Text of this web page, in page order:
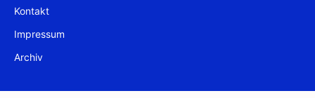
Kontakt
Impressum
Archiv